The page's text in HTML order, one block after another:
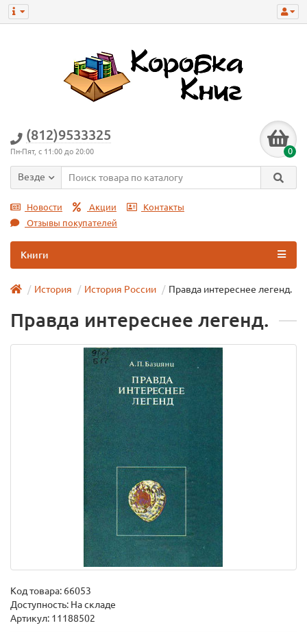
(812)9533325
Пн-Пят, с 11:00 до 20:00 0
Везде
Новости Акции
Контакты
Отзывы покупателей
Книги
История История России Правда интереснее легенд.
Правда интереснее легенд.
Код товара: 66053
Доступность: На складе
Артикул: 11188502